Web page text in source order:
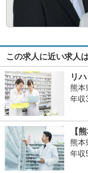
この求人に近い求人
リ
熊本
年収
【
熊本
年収